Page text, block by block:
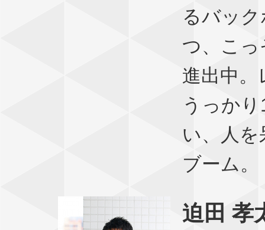
るバッ
つ、こ
進出中
うっか
い、人
ブーム。
迫田 孝